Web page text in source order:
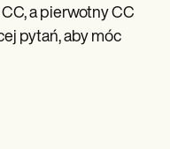
a pierwotny CC
pytań, aby móc